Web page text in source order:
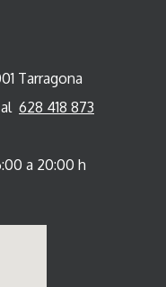
Tarragona
628 418 873
a 20:00 h